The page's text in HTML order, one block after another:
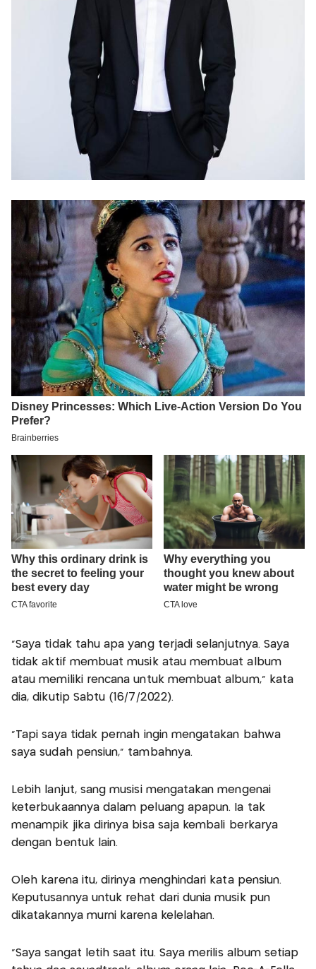
"Saya tidak tahu apa yang terjadi selanjutnya. Saya
tidak aktif membuat musik atau membuat album
atau memiliki rencana untuk membuat album," kata
dia, dikutip Sabtu (16/7/2022).
“Tapi saya tidak pernah ingin mengatakan bahwa
saya sudah pensiun,” tambahnya.
Lebih lanjut, sang musisi mengatakan mengenai
keterbukaannya dalam peluang apapun. Ia tak
menampik jika dirinya bisa saja kembali berkarya
dengan bentuk lain.
Oleh karena itu, dirinya menghindari kata pensiun.
Keputusannya untuk rehat dari dunia musik pun
dikatakannya murni karena kelelahan.
“Saya sangat letih saat itu. Saya merilis album setiap